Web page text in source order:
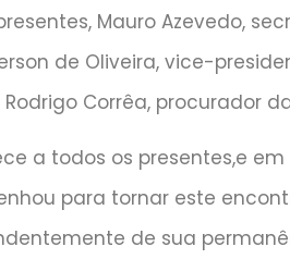
Mauro Azevedo,
de Oliveira, vice-
Corrêa, procurador
a todos os presentes,e
para tornar este
de sua